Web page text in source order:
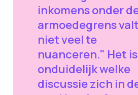
inkomens onder
armoedegrens valt
niet veel te
nuanceren." Het is
onduidelijk welke
discussie zich in